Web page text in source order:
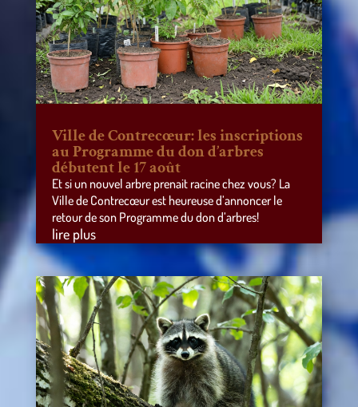
Ville de Contrecœur: les inscriptions
au Programme du don d’arbres
débutent le 17 août
Et si un nouvel arbre prenait racine chez vous? La
Ville de Contrecœur est heureuse d’annoncer le
retour de son Programme du don d’arbres!
lire plus